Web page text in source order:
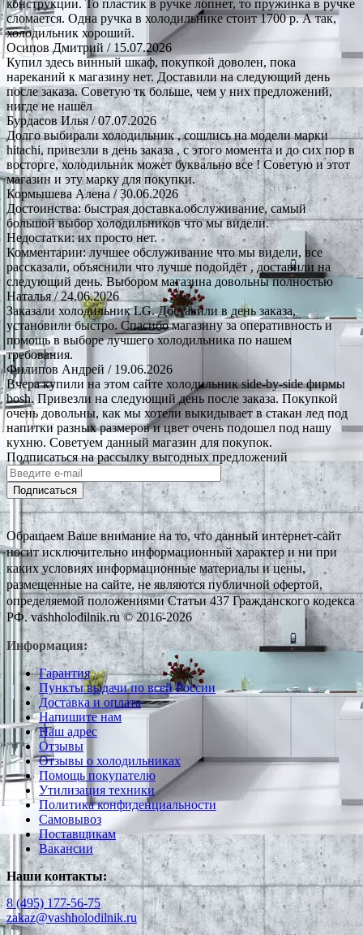
конструкции. То пластик в ручке лопнет, то пружинка в ручке
сломается. Одна ручка в холодильнике стоит 1700 р. А так,
холодильник хороший.
Осипов Дмитрий / 15.07.2026
Купил здесь винный шкаф, покупкой доволен, пока
нареканий к магазину нет. Доставили на следующий день
после заказа. Советую тк больше, чем у них предложений,
нигде не нашёл
Бурдасов Илья/ 07.07.2026
Долго выбирали холодильник , сошлись на модели марки
hitachi, привезли в день заказа , с этого момента и до сих пор в
восторге, холодильник может буквально все ! Советую и этот
магазин и эту марку для покупки.
Кормышева Алена / 30.06.2026
Достоинства: быстрая доставка.обслуживание, самый
большой выбор холодильников что мы видели.
Недостатки: их просто нет.
Комментарии: лучшее обслуживание что мы видели, все
рассказали, объяснили что лучше подойдёт , доставили на
следующий день. Выбором магазина довольны полностью
Наталья/ 24.06.2026
Заказали холодильник LG. Доставили в день заказа,
установили быстро. Спасибо магазину за оперативность и
помощь в выборе лучшего холодильника по нашем
требования.
Филипов Андрей / 19.06.2026
Вчера купили на этом сайте холодильник side-by-side фирмы
bosh. Привезли на следующий день после заказа. Покупкой
очень довольны, как мы хотели выкидывает в стакан лед под
напитки разных размеров и цвет очень подошел под нашу
кухню. Советуем данный магазин для покупок.
Подписаться на рассылку выгодных предложений
Подписаться
Обращаем Ваше внимание на то, что данный интернет-сайт
носит исключительно информационный характер и ни при
каких условиях информационные материалы и цены,
размещенные на сайте, не являются публичной офертой,
определяемой положениями Статьи 437 Гражданского кодекса
РФ. vashholodilnik.ru © 2016-2026
Информация:
Гарантия
Пункты выдачи по всей России
Доставка и оплата
Напишите нам
Наш адрес
Отзывы
Отзывы о холодильниках
Помощь покупателю
Утилизация техники
Политика конфиденциальности
Самовывоз
Поставщикам
Вакансии
Наши контакты:
8 (495) 177-56-75
zakaz@vashholodilnik.ru